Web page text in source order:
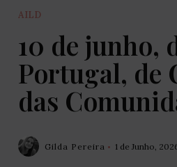
AILD
10 de junho,
Portugal, de
das
Gilda Pereira 1 de Junho,